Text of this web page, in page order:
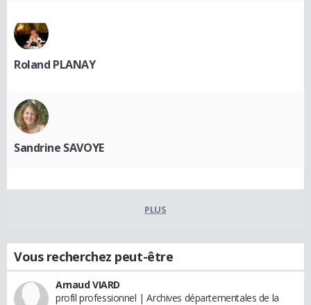
Roland PLANAY
Sandrine SAVOYE
PLUS
Vous recherchez peut-être
Arnaud VIARD
profil professionnel | Archives départementales de la